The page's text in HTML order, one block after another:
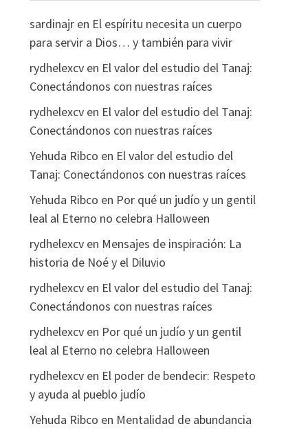
sardinajren El espíritu necesita un cuerpo
para servir a Dios… y también para vivir
rydhelexcven El valor del estudio del Tanaj:
Conectándonos con nuestras raíces
rydhelexcven El valor del estudio del Tanaj:
Conectándonos con nuestras raíces
Yehuda Ribco en El valor del estudio del
Tanaj: Conectándonos con nuestras raíces
Yehuda Ribco en Por qué un judío y un gentil
leal al Eterno no celebra Halloween
rydhelexcven Mensajes de inspiración: La
historia de Noé y el Diluvio
rydhelexcven El valor del estudio del Tanaj:
Conectándonos con nuestras raíces
rydhelexcven Por qué un judío y un gentil
leal al Eterno no celebra Halloween
rydhelexcven El poder de bendecir: Respeto
y ayuda al pueblo judío
Yehuda Ribco en Mentalidad de abundancia